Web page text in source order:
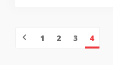
1 2 3 4